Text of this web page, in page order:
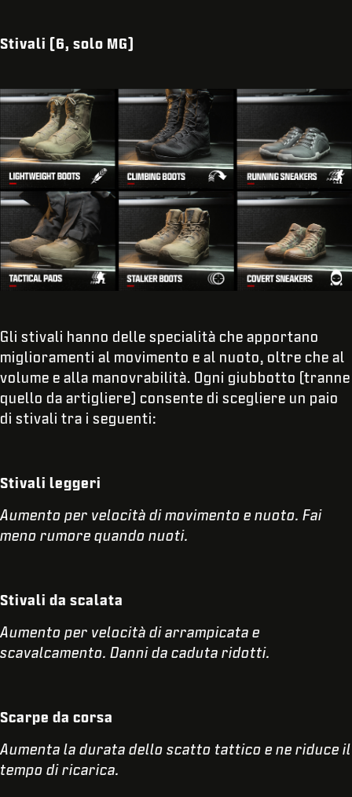
Stivali (6, solo MG)
Gli stivali hanno delle specialità che apportano
miglioramenti al movimento e al nuoto, oltre che al
volume e alla manovrabilità. Ogni giubbotto (tranne
quello da artigliere) consente di scegliere un paio
di stivali tra i seguenti:
Stivali leggeri
Aumento per velocità di movimento e nuoto. Fai
meno rumore quando nuoti.
Stivali da scalata
Aumento per velocità di arrampicata e
scavalcamento. Danni da caduta ridotti.
Scarpe da corsa
Aumenta la durata dello scatto tattico e ne riduce il
tempo di ricarica.